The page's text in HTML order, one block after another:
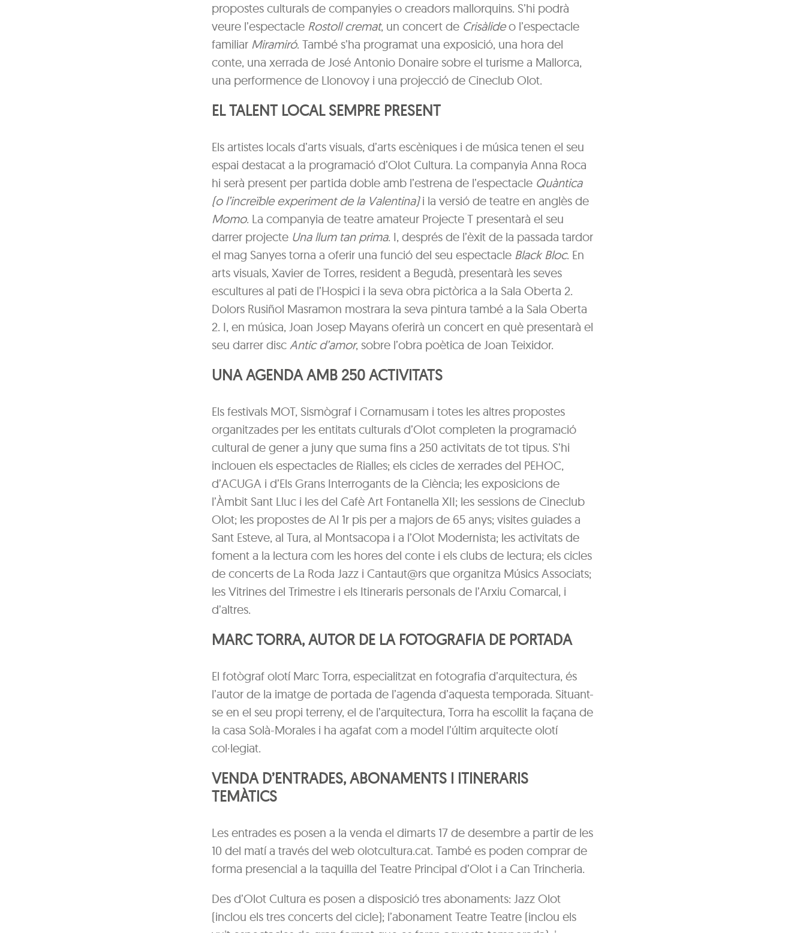
propostes culturals de companyies o creadors mallorquins. S’hi podrà
veure l’espectacle Rostoll cremat, un concert de Crisàlideo l’espectacle
familiar Miramiró. També s’ha programat una exposició, una hora del
conte, una xerrada de José Antonio Donaire sobre el turisme a Mallorca,
una performence de Llonovoy i una projecció de Cineclub Olot.
EL TALENT LOCAL SEMPRE PRESENT
Els artistes locals d’arts visuals, d’arts escèniques i de música tenen el seu
espai destacat a la programació d’Olot Cultura. La companyia Anna Roca
hi serà present per partida doble amb l’estrena de l’espectacle Quàntica
(o l’increïble experiment de la Valentina)i la versió de teatre en anglès de
Momo. La companyia de teatre amateur Projecte T presentarà el seu
darrer projecte Una llum tan prima. I, després de l’èxit de la passada tardor
el mag Sanyes torna a oferir una funció del seu espectacle Black Bloc. En
arts visuals, Xavier de Torres, resident a Begudà, presentarà les seves
escultures al pati de l’Hospici i la seva obra pictòrica a la Sala Oberta 2.
Dolors Rusiñol Masramon mostrara la seva pintura també a la Sala Oberta
2. I, en música, Joan Josep Mayans oferirà un concert en què presentarà el
seu darrer discAntic d’amor, sobre l’obra poètica de Joan Teixidor.
UNA AGENDA AMB 250 ACTIVITATS
Els festivals MOT, Sismògraf i Cornamusam i totes les altres propostes
organitzades per les entitats culturals d’Olot completen la programació
cultural de gener a juny que suma fins a 250 activitats de tot tipus. S’hi
inclouen els espectacles de Rialles; els cicles de xerrades del PEHOC,
d’ACUGA i d’Els Grans Interrogants de la Ciència; les exposicions de
l’Àmbit Sant Lluc i les del Cafè Art Fontanella XII; les sessions de Cineclub
Olot; les propostes de Al 1r pis per a majors de 65 anys; visites guiades a
Sant Esteve, al Tura, al Montsacopa i a l’Olot Modernista; les activitats de
foment a la lectura com les hores del conte i els clubs de lectura; els cicles
de concerts de La Roda Jazz i Cantaut@rs que organitza Músics Associats;
les Vitrines del Trimestre i els Itineraris personals de l’Arxiu Comarcal, i
d’altres.
MARC TORRA, AUTOR DE LA FOTOGRAFIA DE PORTADA
El fotògraf olotí Marc Torra, especialitzat en fotografia d’arquitectura, és
l’autor de la imatge de portada de l’agenda d’aquesta temporada. Situant-
se en el seu propi terreny, el de l’arquitectura, Torra ha escollit la façana de
la casa Solà-Morales i ha agafat com a model l’últim arquitecte olotí
col·legiat.
VENDA D’ENTRADES, ABONAMENTS I ITINERARIS
TEMÀTICS
Les entrades es posen a la venda el dimarts 17 de desembre a partir de les
10 del matí a través del web olotcultura.cat. També es poden comprar de
forma presencial a la taquilla del Teatre Principal d’Olot i a Can Trincheria.
Des d’Olot Cultura es posen a disposició tres abonaments: Jazz Olot
(inclou els tres concerts del cicle); l’abonament Teatre Teatre (inclou els